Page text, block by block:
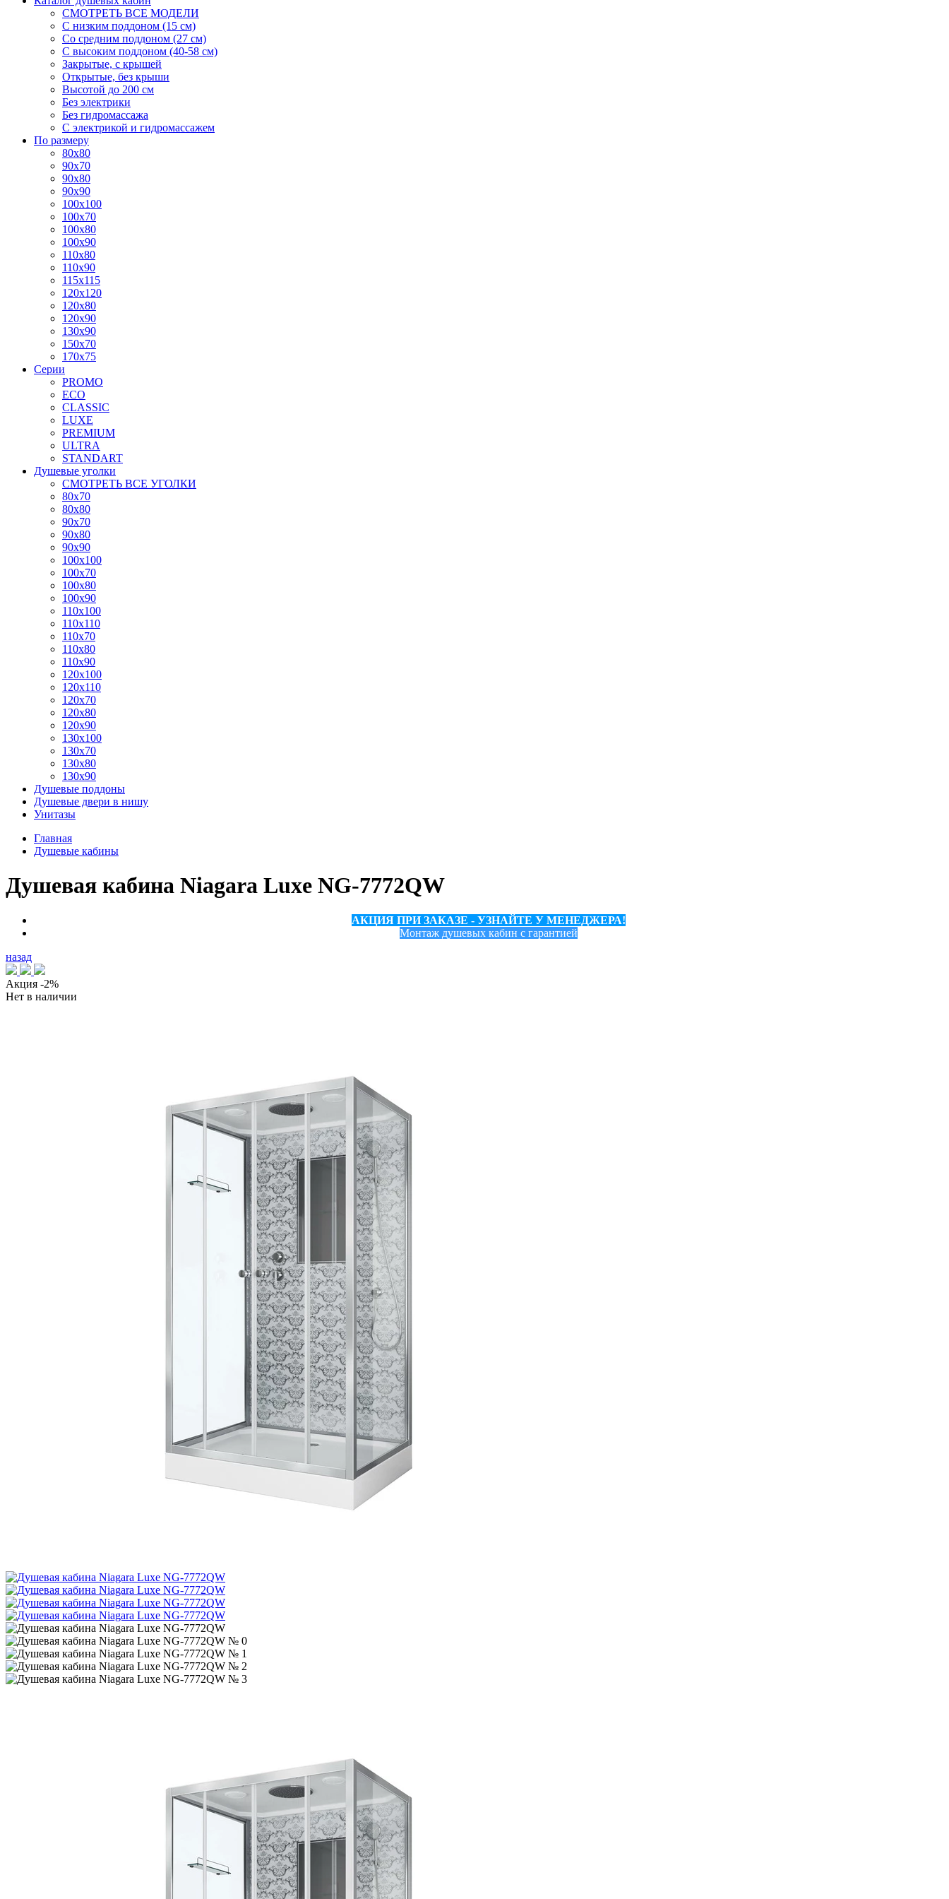
СМОТРЕТЬ ВСЕ МОДЕЛИ
С низким поддоном (15 см)
Со средним поддоном (27 см)
С высоким поддоном (40-58 см)
Закрытые, с крышей
Открытые, без крыши
Высотой до 200 см
Без электрики
Без гидромассажа
С электрикой и гидромассажем
По размеру
80x80
90x70
90x80
90x90
100x100
100x70
100x80
100x90
110x80
110x90
115x115
120x120
120x80
120x90
130x90
150x70
170x75
Серии
PROMO
ECO
CLASSIC
LUXE
PREMIUM
ULTRA
STANDART
Душевые уголки
СМОТРЕТЬ ВСЕ УГОЛКИ
80x70
80x80
90x70
90x80
90x90
100x100
100x70
100x80
100x90
110x100
110x110
110x70
110x80
110x90
120x100
120x110
120x70
120x80
120x90
130x100
130x70
130x80
130x90
Душевые поддоны
Душевые двери в нишу
Унитазы
Главная
Душевые кабины
Душевая кабина Niagara Luxe NG-7772QW
АКЦИЯ ПРИ ЗАКАЗЕ - УЗНАЙТЕ У МЕНЕДЖЕРА!
Монтаж душевых кабин с гарантией
назад
Акция -2%
Нет в наличии